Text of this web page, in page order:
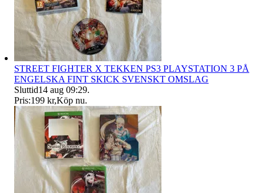
STREET FIGHTER X TEKKEN PS3 PLAYSTATION 3 PÅ
ENGELSKA FINT SKICK SVENSKT OMSLAG
Sluttid14 aug 09:29.
Pris:199 kr,Köp nu.